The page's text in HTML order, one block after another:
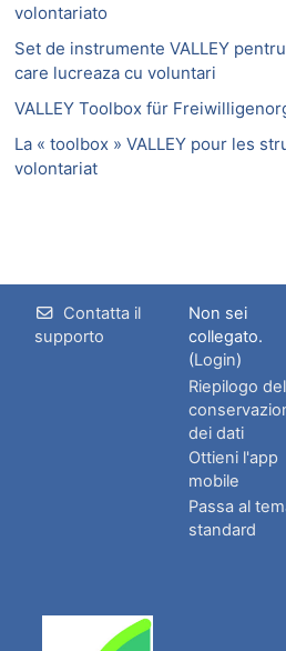
volontariato
Set de instrumente VALLEY
care lucreaza cu voluntari
VALLEY Toolbox für
La « toolbox » VALLEY pour les
volontariat
Contatta il
supporto
Non sei
collegato.
(Login)
Riepilogo
dei dati
Ottieni l'app
mobile
Passa al
standard